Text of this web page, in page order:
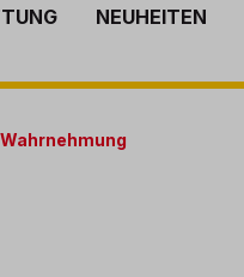
NEUHEITEN